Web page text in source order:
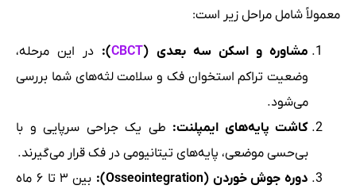
معمولاً شامل مراحل زیر است:
مشاوره و اسکن سه بعدی (CBCT
): در این مرحله،
وضعیت تراکم استخوان فک و سلامت لثه‌های شما بررسی
می‌شود.
کاشت پایه‌های ایمپلنت: طی یک جراحی سرپایی و با
بی‌حسی موضعی، پایه‌های تیتانیومی در فک قرار می‌گیرند.
دوره جوش خوردن (Osseointegration):
بین ۳ تا ۶ ماه